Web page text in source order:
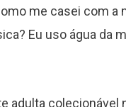
me casei com a
Eu uso água da
adulta colecionável